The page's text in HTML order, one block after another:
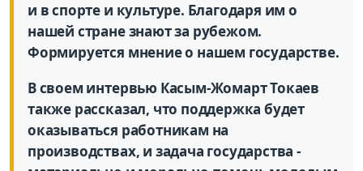
и в спорте и культуре. Благодаря им о
нашей стране знают за рубежом.
Формируется мнение о нашем государстве.
В своем интервью Касым-Жомарт Токаев
также рассказал, что поддержка будет
оказываться работникам на
производствах, и задача государства -